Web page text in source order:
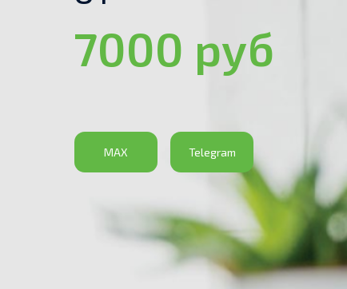
7000 руб
MAX Telegram